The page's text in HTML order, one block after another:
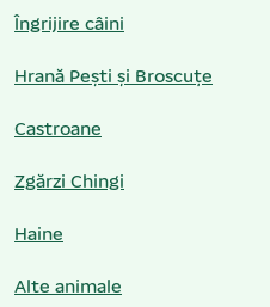
Îngrijire câini
Hrană Pești și Broscuțe
Castroane
Zgărzi Chingi
Haine
Alte animale